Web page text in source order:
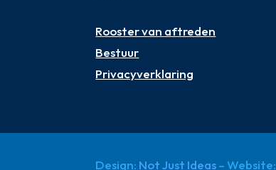
Rooster van aftreden
Bestuur
Privacyverklaring
Design: Not Just Ideas– Website: